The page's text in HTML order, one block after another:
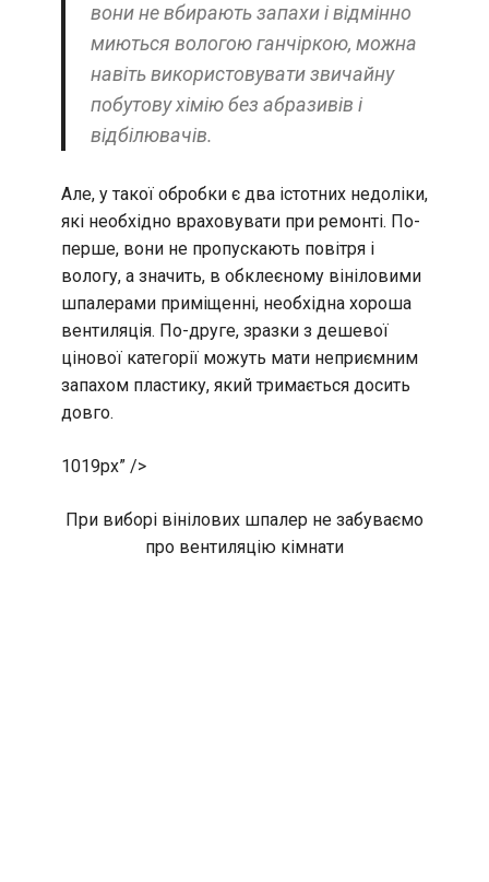
вони не вбирають запахи і відмінно
миються вологою ганчіркою, можна
навіть використовувати звичайну
побутову хімію без абразивів і
відбілювачів.
Але, у такої обробки є два істотних недоліки,
які необхідно враховувати при ремонті. По-
перше, вони не пропускають повітря і
вологу, а значить, в обклеєному вініловими
шпалерами приміщенні, необхідна хороша
вентиляція. По-друге, зразки з дешевої
цінової категорії можуть мати неприємним
запахом пластику, який тримається досить
довго.
1019px” />
При виборі вінілових шпалер не забуваємо
про вентиляцію кімнати